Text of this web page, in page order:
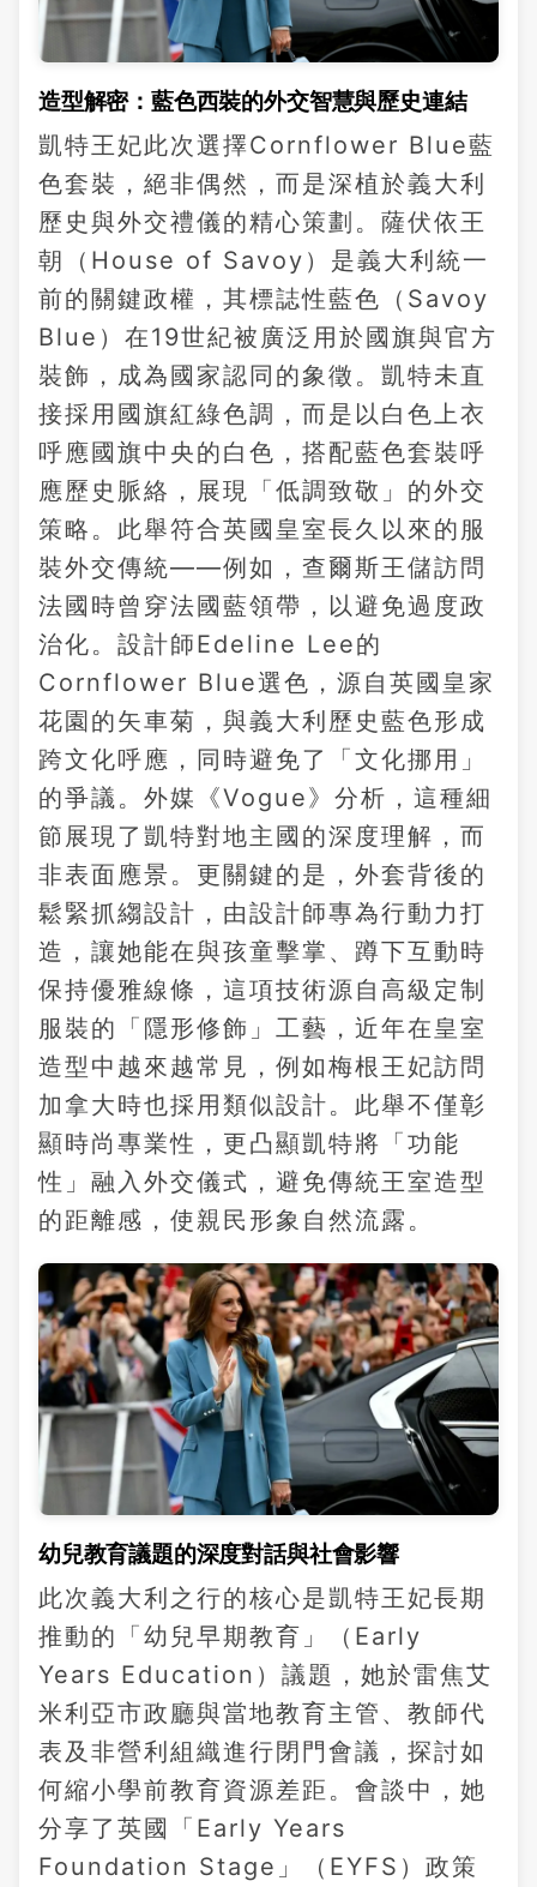
造型解密：藍色西裝的外交智慧與歷史連結
凱特王妃此次選擇Cornflower Blue藍
色套裝，絕非偶然，而是深植於義大利
歷史與外交禮儀的精心策劃。薩伏依王
朝（House of Savoy）是義大利統一
前的關鍵政權，其標誌性藍色（Savoy
Blue）在19世紀被廣泛用於國旗與官方
裝飾，成為國家認同的象徵。凱特未直
接採用國旗紅綠色調，而是以白色上衣
呼應國旗中央的白色，搭配藍色套裝呼
應歷史脈絡，展現「低調致敬」的外交
策略。此舉符合英國皇室長久以來的服
裝外交傳統——例如，查爾斯王儲訪問
法國時曾穿法國藍領帶，以避免過度政
治化。設計師Edeline Lee的
Cornflower Blue選色，源自英國皇家
花園的矢車菊，與義大利歷史藍色形成
跨文化呼應，同時避免了「文化挪用」
的爭議。外媒《Vogue》分析，這種細
節展現了凱特對地主國的深度理解，而
非表面應景。更關鍵的是，外套背後的
鬆緊抓縐設計，由設計師專為行動力打
造，讓她能在與孩童擊掌、蹲下互動時
保持優雅線條，這項技術源自高級定制
服裝的「隱形修飾」工藝，近年在皇室
造型中越來越常見，例如梅根王妃訪問
加拿大時也採用類似設計。此舉不僅彰
顯時尚專業性，更凸顯凱特將「功能
性」融入外交儀式，避免傳統王室造型
的距離感，使親民形象自然流露。
幼兒教育議題的深度對話與社會影響
此次義大利之行的核心是凱特王妃長期
推動的「幼兒早期教育」（Early
Years Education）議題，她於雷焦艾
米利亞市政廳與當地教育主管、教師代
表及非營利組織進行閉門會議，探討如
何縮小學前教育資源差距。會談中，她
分享了英國「Early Years
Foundation Stage」（EYFS）政策